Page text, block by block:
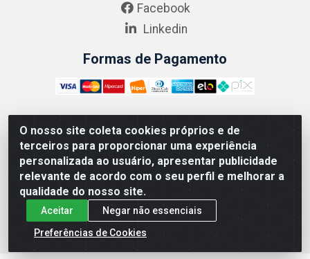
O nosso site coleta cookies próprios e de
terceiros para proporcionar uma experiência
personalizada ao usuário, apresentar publicidade
relevante de acordo com o seu perfil e melhorar a
qualidade do nosso site.
Aceitar
Negar não essenciais
Preferências de Cookies
Facebook
Linkedin
Formas de Pagamento
ABRASEG COMÉRCIO ATACADISTA LTDA - CNPJ:
10.894.768/0001-00 - Avenida Lobo Júnior, 1045 -
Penha Circular - Rio de Janeiro - RJ - CEP 21020-124